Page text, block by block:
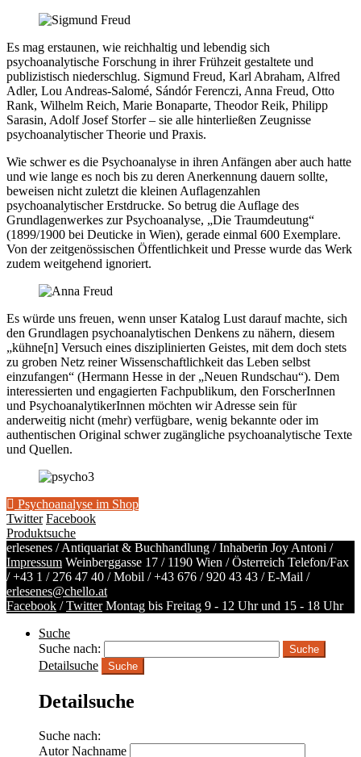
Es mag erstaunen, wie reichhaltig und lebendig sich
psychoanalytische Forschung in ihrer Frühzeit gestaltete und
publizistisch niederschlug. Sigmund Freud, Karl Abraham, Alfred
Adler, Lou Andreas-Salomé, Sándór Ferenczi, Anna Freud, Otto
Rank, Wilhelm Reich, Marie Bonaparte, Theodor Reik, Philipp
Sarasin, Adolf Josef Storfer – sie alle hinterließen Zeugnisse
psychoanalytischer Theorie und Praxis.
Wie schwer es die Psychoanalyse in ihren Anfängen aber auch hatte
und wie lange es noch bis zu deren Anerkennung dauern sollte,
beweisen nicht zuletzt die kleinen Auflagenzahlen
psychoanalytischer Erstdrucke. So betrug die Auflage des
Grundlagenwerkes zur Psychoanalyse, „Die Traumdeutung“
(1899/1900 bei Deuticke in Wien), gerade einmal 600 Exemplare.
Von der zeitgenössischen Öffentlichkeit und Presse wurde das Werk
zudem weitgehend ignoriert.
Es würde uns freuen, wenn unser Katalog Lust darauf machte, sich
den Grundlagen psychoanalytischen Denkens zu nähern, diesem
„kühne[n] Versuch eines disziplinierten Geistes, mit dem doch stets
zu groben Netz reiner Wissenschaftlichkeit das Leben selbst
einzufangen“ (Hermann Hesse in der „Neuen Rundschau“). Dem
interessierten und engagierten Fachpublikum, den ForscherInnen
und PsychoanalytikerInnen möchten wir Adresse sein für
anderweitig nicht (mehr) verfügbare, wenig bekannte oder im
authentischen Original schwer zugängliche psychoanalytische Texte
und Quellen.
Psychoanalyse im Shop
Twitter Facebook
Produktsuche
erlesenes / Antiquariat & Buchhandlung / Inhaberin Joy Antoni /
Impressum Weinberggasse 17 / 1190 Wien / Österreich Telefon/Fax
/+43 1 / 276 47 40 / Mobil /+43 676 / 920 43 43 / E-Mail /
erlesenes@chello.at
Facebook /Twitter Montag bis Freitag 9 - 12 Uhr und 15 - 18 Uhr
Suche
Suche nach:
Detailsuche
Suche
Detailsuche
Suche nach:
Autor Nachname